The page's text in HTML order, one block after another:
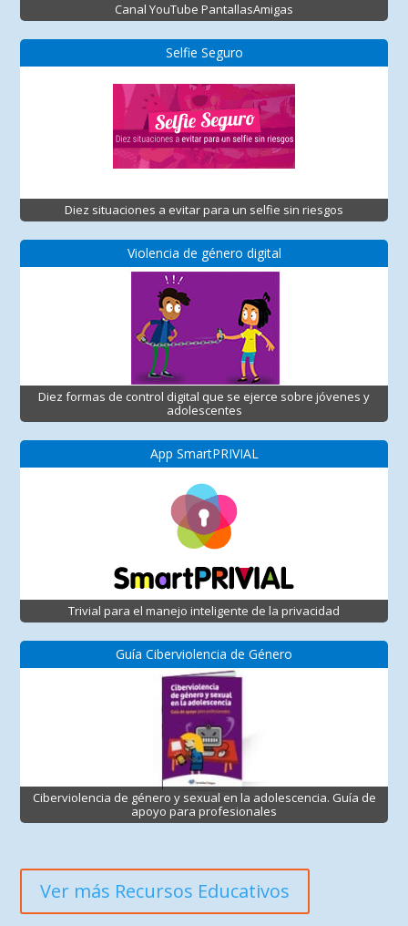
Canal YouTube PantallasAmigas
Selfie Seguro
Diez situaciones a evitar para un selfie sin riesgos
Violencia de género digital
Diez formas de control digital que se ejerce sobre jóvenes y
adolescentes
App SmartPRIVIAL
Trivial para el manejo inteligente de la privacidad
Guía Ciberviolencia de Género
Ciberviolencia de género y sexual en la adolescencia. Guía de
apoyo para profesionales
Ver más Recursos Educativos